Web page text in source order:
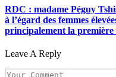
RDC : madame Péguy
à l’égard des femmes
principalement la
Leave A Reply